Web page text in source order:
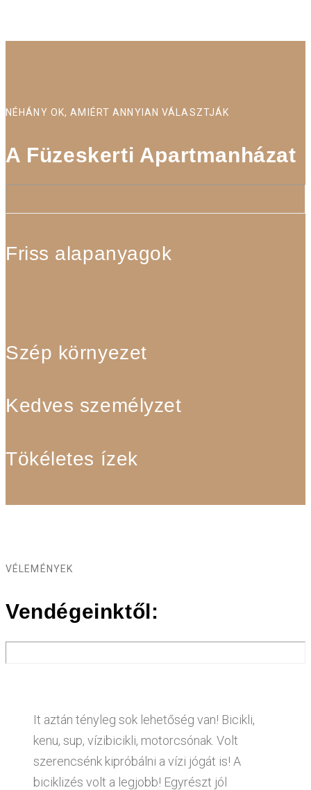
NÉHÁNY OK, AMIÉRT ANNYIAN VÁLASZTJÁK
A Füzeskerti Apartmanházat
Friss alapanyagok
Szép környezet
Kedves személyzet
Tökéletes ízek
VÉLEMÉNYEK
Vendégeinktől:
It aztán tényleg sok lehetőség van! Bicikli,
kenu, sup, vízibicikli, motorcsónak. Volt
szerencsénk kipróbálni a vízi jógát is! A
biciklizés volt a legjobb! Egyrészt jól